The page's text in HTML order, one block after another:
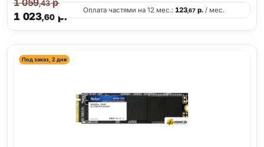
1 023,60 р.
1 059,43р.
Оплата частями на 12 мес.: 123,67р./ мес.
Под заказ, 2 дня